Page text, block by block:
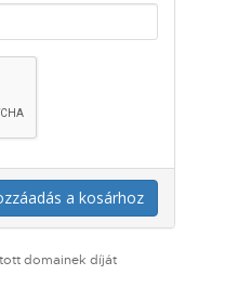
a kosárhoz
domainek díját